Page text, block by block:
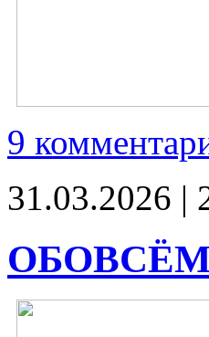
9
31.03.2026 |
ОБОВСЁМ-